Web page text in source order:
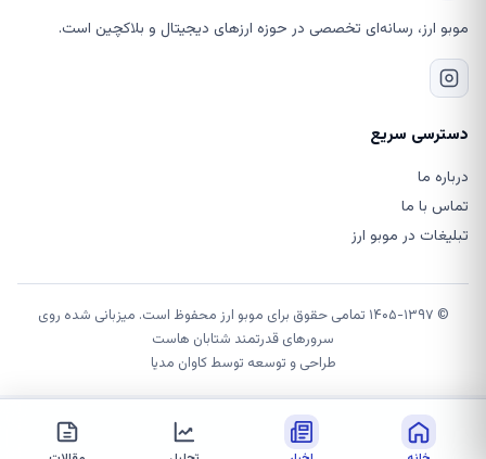
موبو ارز، رسانه‌ای تخصصی در حوزه ارزهای دیجیتال و بلاکچین است.
دسترسی سریع
درباره ما
تماس با ما
تبلیغات در موبو ارز
© ۱۴۰۵-۱۳۹۷ تمامی حقوق برای موبو ارز محفوظ است. میزبانی شده روی
سرورهای قدرتمند شتابان هاست
طراحی و توسعه توسطکاوان مدیا